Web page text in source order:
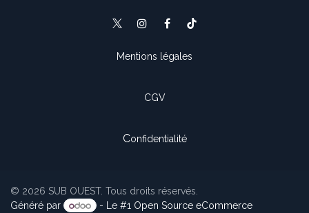
Mentions légales
CGV
Confidentialité
© 2026 SUB OUEST. Tous droits réservés.
Généré par
- Le #1 Open Source eCommerce